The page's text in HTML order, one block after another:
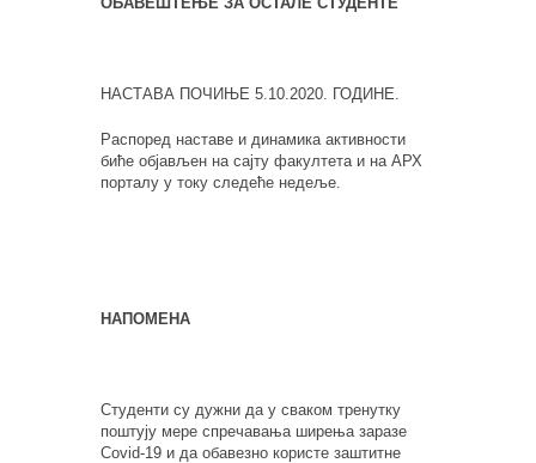
НАСТАВА ПОЧИЊЕ 5.10.2020. ГОДИНЕ.
Распоред наставе и динамика активности
биће објављен на сајту факултета и на АРХ
порталу у току следеће недеље.
НАПОМЕНА
Студенти су дужни да у сваком тренутку
поштују мере спречавања ширења заразе
Covid-19 и да обавезно користе заштитне